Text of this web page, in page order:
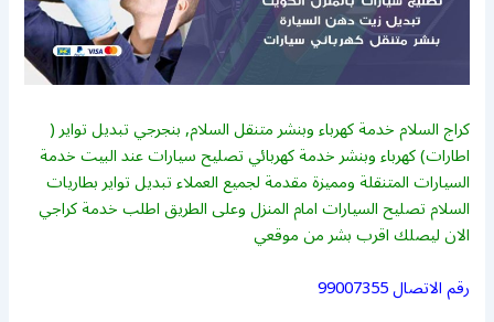
كراج السلام خدمة كهرباء وبنشر متنقل السلام, بنجرجي تبديل تواير (
اطارات) كهرباء وبنشر خدمة كهربائي تصليح سيارات عند البيت خدمة
السيارات المتنقلة ومميزة مقدمة لجميع العملاء تبديل تواير بطاريات
السلام تصليح السيارات امام المنزل وعلى الطريق اطلب خدمة كراجي
الان ليصلك اقرب بشر من موقعي
رقم الاتصال99007355